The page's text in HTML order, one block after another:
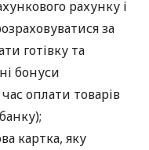
рахунку і
за
готівку та
бонуси
оплати товарів
картка, яку